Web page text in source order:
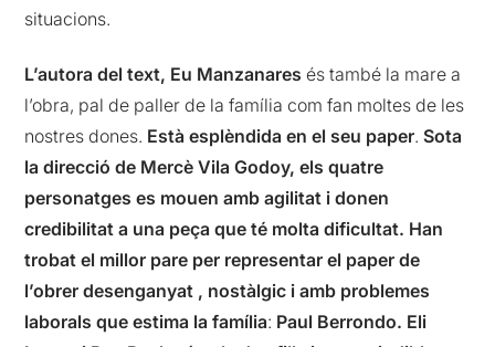
situacions.
L’autora del text, Eu Manzanares és també la mare a
l’obra, pal de paller de la família com fan moltes de les
nostres dones. Està esplèndida en el seu paper.Sota
la direcció de Mercè Vila Godoy, els quatre
personatges es mouen amb agilitat i donen
credibilitat a una peça que té molta dificultat. Han
trobat el millor pare per representar el paper de
l’obrer desenganyat , nostàlgic i amb problemes
laborals que estima la família: Paul Berrondo. Eli